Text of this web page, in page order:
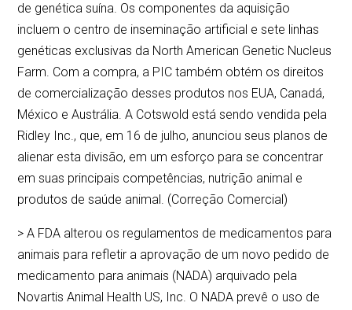
de genética suína. Os componentes da aquisição
incluem o centro de inseminação artificial e sete linhas
genéticas exclusivas da North American Genetic Nucleus
Farm. Com a compra, a PIC também obtém os direitos
de comercialização desses produtos nos EUA, Canadá,
México e Austrália. A Cotswold está sendo vendida pela
Ridley Inc., que, em 16 de julho, anunciou seus planos de
alienar esta divisão, em um esforço para se concentrar
em suas principais competências, nutrição animal e
produtos de saúde animal. (Correção Comercial)
> A FDA alterou os regulamentos de medicamentos para
animais para refletir a aprovação de um novo pedido de
medicamento para animais (NADA) arquivado pela
Novartis Animal Health US, Inc. O NADA prevê o uso de